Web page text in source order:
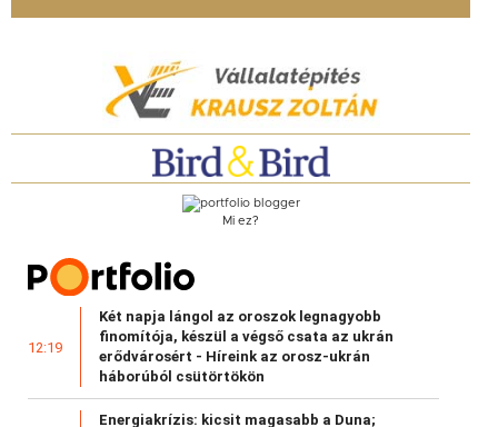
Mi ez?
12:19
Két napja lángol az oroszok legnagyobb
finomítója, készül a végső csata az ukrán
erődvárosért - Híreink az orosz-ukrán
háborúból csütörtökön
Energiakrízis: kicsit magasabb a Duna;